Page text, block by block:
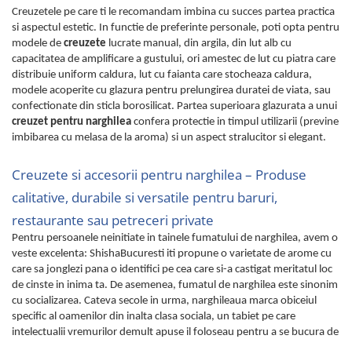
Creuzetele pe care ti le recomandam imbina cu succes partea practica
si aspectul estetic. In functie de preferinte personale, poti opta pentru
modele de creuzete lucrate manual, din argila, din lut alb cu
capacitatea de amplificare a gustului, ori amestec de lut cu piatra care
distribuie uniform caldura, lut cu faianta care stocheaza caldura,
modele acoperite cu glazura pentru prelungirea duratei de viata, sau
confectionate din sticla borosilicat. Partea superioara glazurata a unui
creuzet pentru narghilea confera protectie in timpul utilizarii (previne
imbibarea cu melasa de la aroma) si un aspect stralucitor si elegant.
Creuzete si accesorii pentru narghilea – Produse
calitative, durabile si versatile pentru baruri,
restaurante sau petreceri private
Pentru persoanele neinitiate in tainele fumatului de narghilea, avem o
veste excelenta: ShishaBucuresti iti propune o varietate de arome cu
care sa jonglezi pana o identifici pe cea care si-a castigat meritatul loc
de cinste in inima ta. De asemenea, fumatul de narghilea este sinonim
cu socializarea. Cateva secole in urma, narghileaua marca obiceiul
specific al oamenilor din inalta clasa sociala, un tabiet pe care
intelectualii vremurilor demult apuse il foloseau pentru a se bucura de